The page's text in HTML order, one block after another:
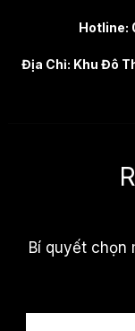
Hotline:
Địa Chỉ: Khu Đô
Bí quyết chọn